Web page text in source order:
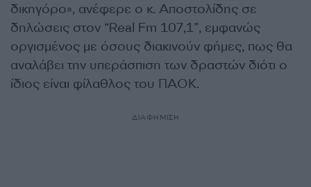
δικηγόρο», ανέφερε ο κ. Αποστολίδης σε
δηλώσεις στον “Real Fm 107,1”, εμφανώς
οργισμένος με όσους διακινούν φήμες, πως θα
αναλάβει την υπεράσπιση των δραστών διότι ο
ίδιος είναι φίλαθλος του ΠΑΟΚ.
ΔΙΑΦΗΜΙΣΗ